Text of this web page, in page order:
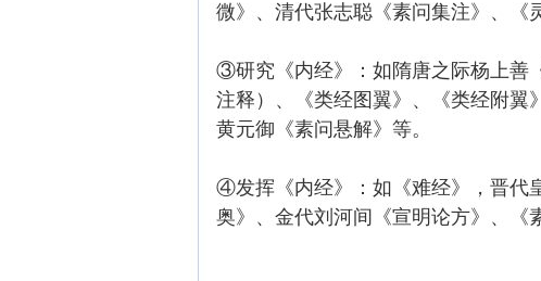
微》、清代张志聪《素问集注》、《
③研究《内经》：如隋唐之际杨上善
注释）、《类经图翼》、《类经附翼
黄元御《素问悬解》等。
④发挥《内经》：如《难经》，晋代
奥》、金代刘河间《宣明论方》、《